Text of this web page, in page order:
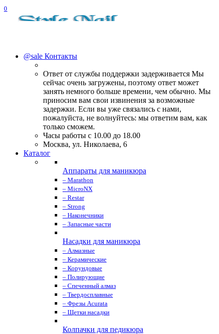
0
@sale Контакты
Ответ от службы поддержки задерживается Мы
сейчас очень загружены, поэтому ответ может
занять немного больше времени, чем обычно. Мы
приносим вам свои извинения за возможные
задержки. Если вы уже связались с нами,
пожалуйста, не волнуйтесь: мы ответим вам, как
только сможем.
Часы работы с 10.00 до 18.00
Москва, ул. Николаева, 6
Каталог
Аппараты для маникюра
– Marathon
– MicroNX
– Restar
– Strong
– Наконечники
– Запасные части
Насадки для маникюра
– Алмазные
– Керамические
– Корундовые
– Полирующие
– Спеченный алмаз
– Твердосплавные
– Фрезы Acurata
– Щетки насадки
Колпачки для педикюра